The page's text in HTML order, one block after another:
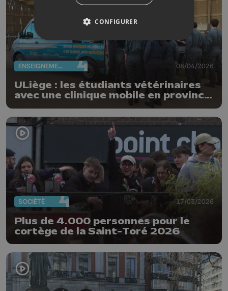
ENSEIGNEMENT 08/04/2026
ULiège : les étudiants vétérinaires
avec une clinique mobile en province
SOCIÉTÉ 17/03/2026
Plus de 4.000 personnes pour le
cortège de la Saint-Toré 2026
CONFIGURER